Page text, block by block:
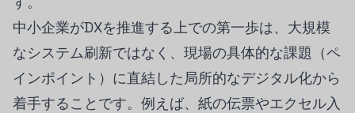
中小企業がDXを推進する上での第一歩は、大規模
なシステム刷新ではなく、現場の具体的な課題（ペ
インポイント）に直結した局所的なデジタル化から
着手することです。例えば、紙の伝票やエクセル入